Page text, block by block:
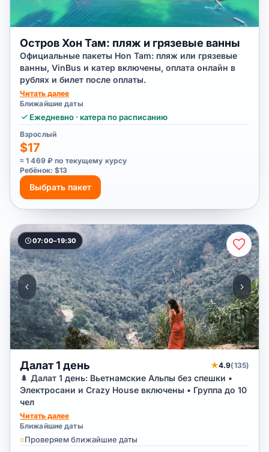
Остров Хон Там: пляж и грязевые ванны
Официальные пакеты Hon Tam: пляж или грязевые
ванны, VinBus и катер включены, оплата онлайн в
рублях и билет после оплаты.
Читать далее
Ближайшие даты
Ежедневно · катера по расписанию
Взрослый
$17
≈ 1 469 ₽ по текущему курсу
Ребёнок: $13
Выбрать пакет
07:00–19:30
Далат 1 день ★4.9(135)
🌲 Далат 1 день: Вьетнамские Альпы без спешки •
Электросани и Crazy House включены • Группа до 10
чел
Читать далее
Ближайшие даты
○Проверяем ближайшие даты